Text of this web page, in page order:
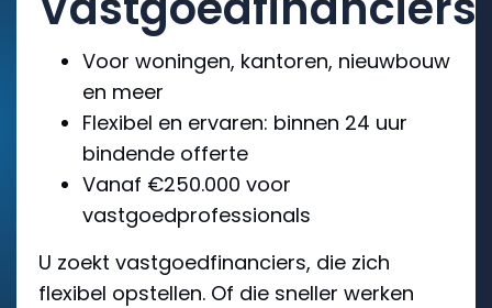
Voor woningen, kantoren, nieuwbouw
en meer
Flexibel en ervaren: binnen 24 uur
bindende offerte
Vanaf €250.000 voor
vastgoedprofessionals
U zoekt vastgoedfinanciers, die zich
flexibel opstellen. Of die sneller werken